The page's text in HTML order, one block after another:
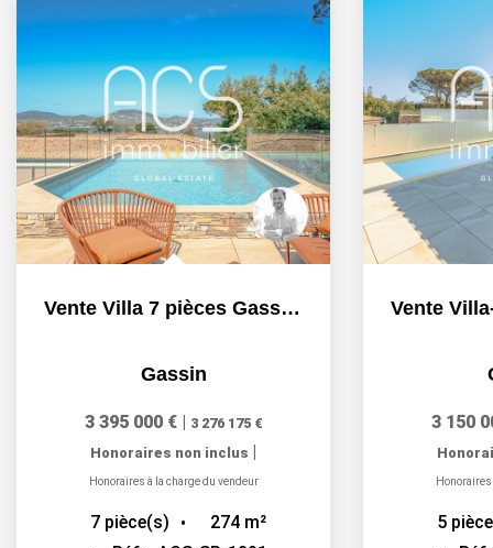
Vente Villa 7 pièces Gassin - 5 min St Tropez et plages à...
Gassin
3 395 000 € | 3 276 175 €
Honoraires non inclus |
Honoraires à la charge du vendeur
7 pièce(s) 274 m²
3 150
5